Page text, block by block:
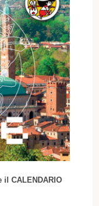
CALENDARIO